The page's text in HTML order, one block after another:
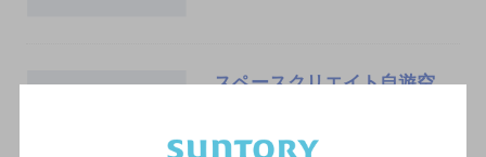
スペースクリエイト自遊空
[ダイニングバー]